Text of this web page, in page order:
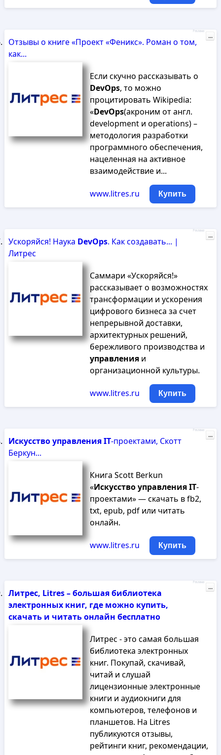
Отзывы о книге «Проект «Феникс». Роман о том,
как...
Если скучно рассказывать о
DevOps, то можно
процитировать Wikipedia:
«DevOps(акроним от англ.
development и operations) –
методология разработки
программного обеспечения,
нацеленная на активное
взаимодействие и...
www.litres.ru Купить
Реклама
...
Ускоряйся! Наука DevOps. Как создавать... |
Литрес
Саммари «Ускоряйся!»
рассказывает о возможностях
трансформации и ускорения
цифрового бизнеса за счет
непрерывной доставки,
архитектурных решений,
бережливого производства и
управленияи
организационной культуры.
www.litres.ru Купить
Реклама
...
ИскусствоуправленияIT-проектами, Скотт
Беркун...
Книга Scott Berkun
«ИскусствоуправленияIT-
проектами» — скачать в fb2,
txt, epub, pdf или читать
онлайн.
www.litres.ru Купить
Реклама
...
Литрес, Litres – большая библиотека
электронных книг, где можно купить,
скачать и читать онлайн бесплатно
Литрес - это самая большая
библиотека электронных
книг. Покупай, скачивай,
читай и слушай
лицензионные электронные
книги и аудиокниги для
компьютеров, телефонов и
планшетов. На Litres
публикуются отзывы,
рейтинги книг, рекомендации,
Реклама
...